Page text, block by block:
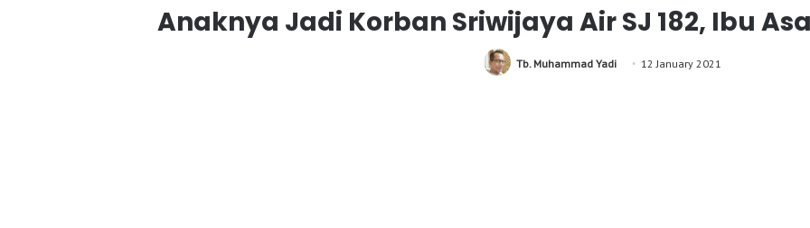
Anaknya Jadi Korban Sriwijaya Air SJ 182, Ibu
Tb. Muhammad Yadi 12 January 2021